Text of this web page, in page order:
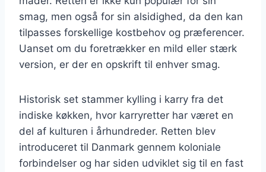
smag, men også for sin alsidighed, da den kan
tilpasses forskellige kostbehov og præferencer.
Uanset om du foretrækker en mild eller stærk
version, er der en opskrift til enhver smag.
Historisk set stammer kylling i karry fra det
indiske køkken, hvor karryretter har været en
del af kulturen i århundreder. Retten blev
introduceret til Danmark gennem koloniale
forbindelser og har siden udviklet sig til en fast